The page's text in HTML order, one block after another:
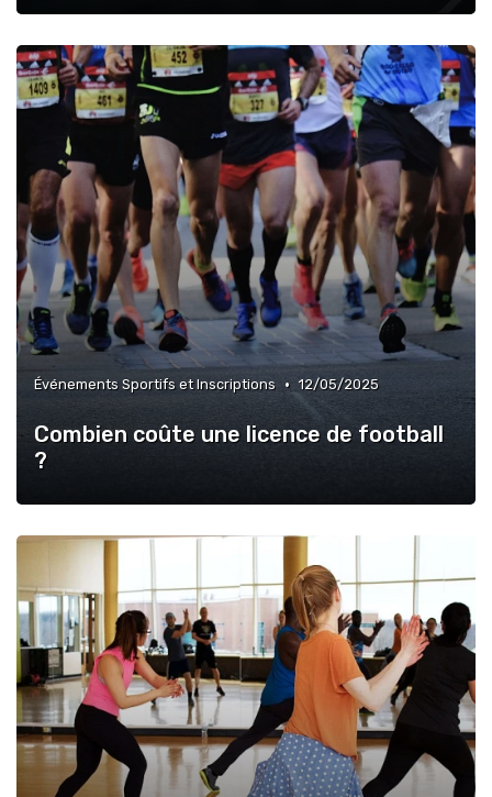
Événements Sportifs et Inscriptions • 12/05/2025
Combien coûte une licence de football
?